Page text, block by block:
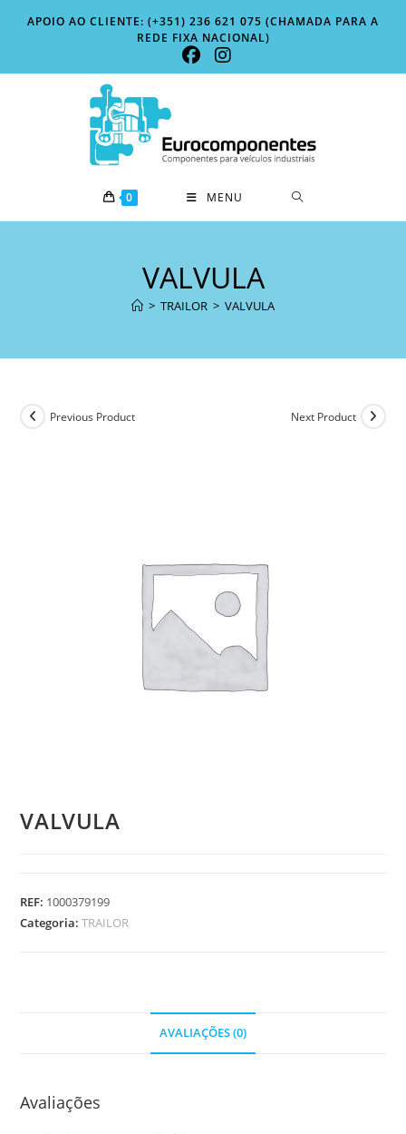
APOIO AO CLIENTE: (+351) 236 621 075 (CHAMADA PARA A
REDE FIXA NACIONAL)
0 MENU
VALVULA
> TRAILOR > VALVULA
Previous Product Next Product
VALVULA
REF: 1000379199
Categoria:TRAILOR
AVALIAÇÕES (0)
Avaliações